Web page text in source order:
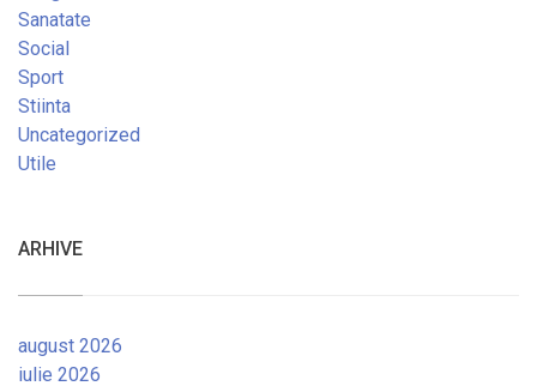
Sanatate
Social
Sport
Stiinta
Uncategorized
Utile
ARHIVE
august 2026
iulie 2026